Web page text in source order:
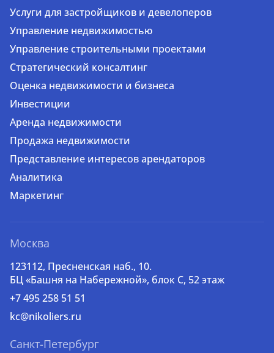
Услуги для застройщиков и девелоперов
Управление недвижимостью
Управление строительными проектами
Стратегический консалтинг
Оценка недвижимости и бизнеса
Инвестиции
Аренда недвижимости
Продажа недвижимости
Представление интересов арендаторов
Аналитика
Маркетинг
Москва
123112, Пресненская наб., 10.
БЦ «Башня на Набережной», блок С, 52 этаж
+7 495 258 51 51
kc@nikoliers.ru
Санкт-Петербург